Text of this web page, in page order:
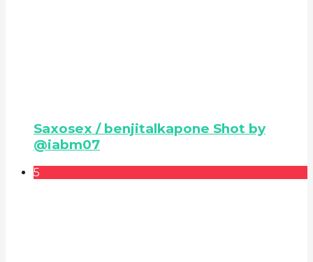
Saxosex / benjitalkapone Shot by
@iabm07
5